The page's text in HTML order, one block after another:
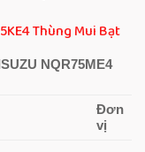
Thùng Mui Bạt
NQR75ME4
Đơn
vị